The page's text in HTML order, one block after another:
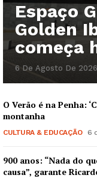
Espaço
Golden
começa
6 De Agosto De
O Verão é na Penha:
montanha
CULTURA & EDUCAÇÃO 6
900 anos: “Nada do
causa”, garante